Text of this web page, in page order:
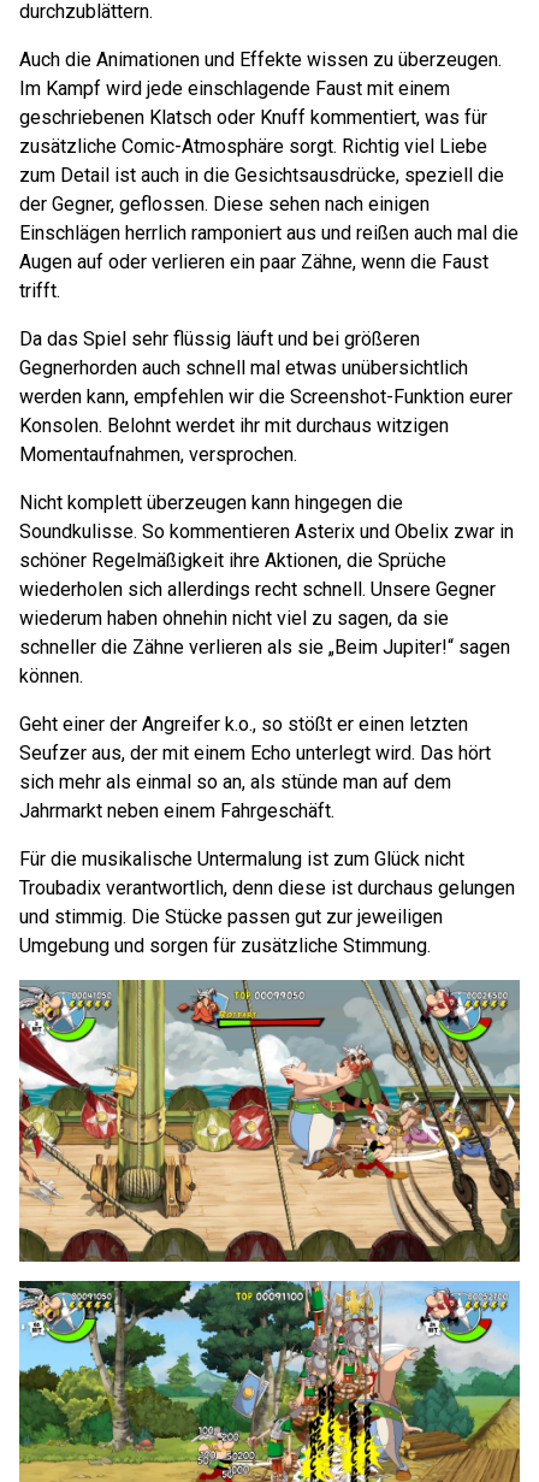
durchzublättern.
Auch die Animationen und Effekte wissen zu überzeugen.
Im Kampf wird jede einschlagende Faust mit einem
geschriebenen Klatsch oder Knuff kommentiert, was für
zusätzliche Comic-Atmosphäre sorgt. Richtig viel Liebe
zum Detail ist auch in die Gesichtsausdrücke, speziell die
der Gegner, geflossen. Diese sehen nach einigen
Einschlägen herrlich ramponiert aus und reißen auch mal die
Augen auf oder verlieren ein paar Zähne, wenn die Faust
trifft.
Da das Spiel sehr flüssig läuft und bei größeren
Gegnerhorden auch schnell mal etwas unübersichtlich
werden kann, empfehlen wir die Screenshot-Funktion eurer
Konsolen. Belohnt werdet ihr mit durchaus witzigen
Momentaufnahmen, versprochen.
Nicht komplett überzeugen kann hingegen die
Soundkulisse. So kommentieren Asterix und Obelix zwar in
schöner Regelmäßigkeit ihre Aktionen, die Sprüche
wiederholen sich allerdings recht schnell. Unsere Gegner
wiederum haben ohnehin nicht viel zu sagen, da sie
schneller die Zähne verlieren als sie „Beim Jupiter!“ sagen
können.
Geht einer der Angreifer k.o., so stößt er einen letzten
Seufzer aus, der mit einem Echo unterlegt wird. Das hört
sich mehr als einmal so an, als stünde man auf dem
Jahrmarkt neben einem Fahrgeschäft.
Für die musikalische Untermalung ist zum Glück nicht
Troubadix verantwortlich, denn diese ist durchaus gelungen
und stimmig. Die Stücke passen gut zur jeweiligen
Umgebung und sorgen für zusätzliche Stimmung.